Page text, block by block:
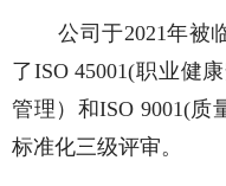
公司于2021年被临
了ISO 45001(职业健
管理）和ISO 9001(质
标准化三级评审。